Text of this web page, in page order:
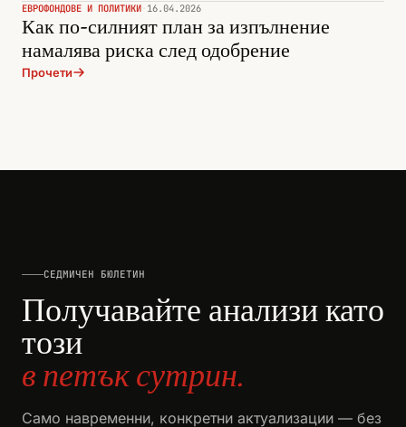
ЕВРОФОНДОВЕ И ПОЛИТИКИ · 16.04.2026
Как по-силният план за изпълнение
намалява риска след одобрение
Прочети
СЕДМИЧЕН БЮЛЕТИН
Получавайте анализи като
този
в петък сутрин.
Само навременни, конкретни актуализации — без